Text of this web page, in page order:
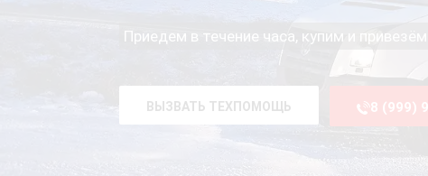
Приедем в течение часа, купим и
ВЫЗВАТЬ ТЕХПОМОЩЬ 8 (999)